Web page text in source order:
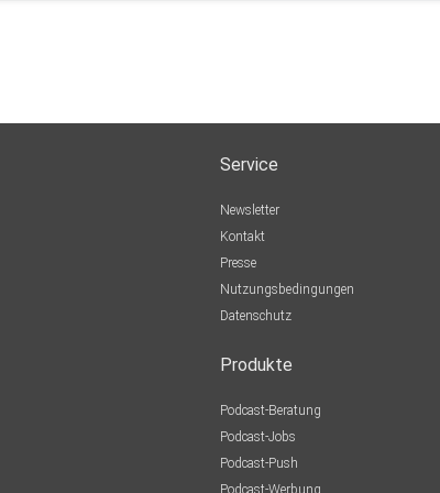
Service
Newsletter
Kontakt
Presse
Nutzungsbedingungen
Datenschutz
Produkte
Podcast-Beratung
Podcast-Jobs
Podcast-Push
Podcast-Werbung